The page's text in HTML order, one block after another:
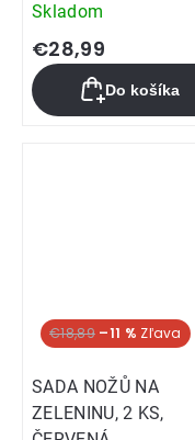
Skladom
€28,99
Do košíka
€18,89 –11 %
SADA NOŽŮ NA
ZELENINU, 2 KS,